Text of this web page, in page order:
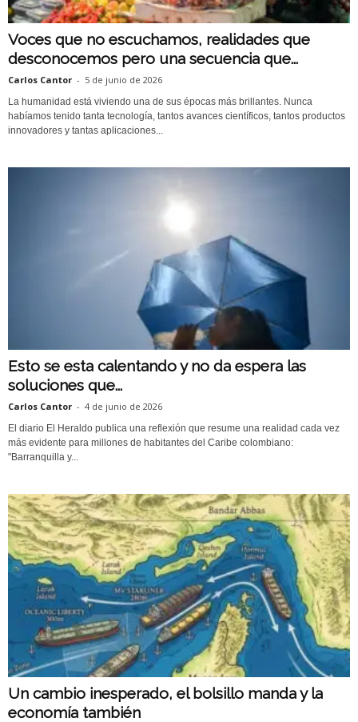
Voces que no escuchamos, realidades que
desconocemos pero una secuencia que...
Carlos Cantor - 5 de junio de 2026
La humanidad está viviendo una de sus épocas más brillantes. Nunca
habíamos tenido tanta tecnología, tantos avances científicos, tantos productos
innovadores y tantas aplicaciones...
Esto se esta calentando y no da espera las
soluciones que...
Carlos Cantor - 4 de junio de 2026
El diario El Heraldo publica una reflexión que resume una realidad cada vez
más evidente para millones de habitantes del Caribe colombiano:
"Barranquilla y...
Un cambio inesperado, el bolsillo manda y la
economía también